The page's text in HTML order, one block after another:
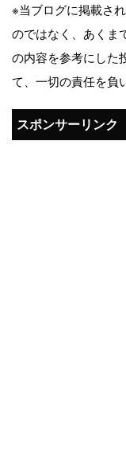
※当ブログに掲載さ
のではなく、あくま
の内容を参考にした
て、一切の責任を負
スポンサーリンク